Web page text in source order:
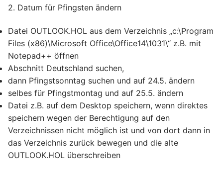
2. Datum für Pfingsten ändern
Datei OUTLOOK.HOL aus dem Verzeichnis „c:\Program
Files (x86)\Microsoft Office\Office14\1031\“ z.B. mit
Notepad++ öffnen
Abschnitt Deutschland suchen,
dann Pfingstsonntag suchen und auf 24.5. ändern
selbes für Pfingstmontag und auf 25.5. ändern
Datei z.B. auf dem Desktop speichern, wenn direktes
speichern wegen der Berechtigung auf den
Verzeichnissen nicht möglich ist und von dort dann in
das Verzeichnis zurück bewegen und die alte
OUTLOOK.HOL überschreiben